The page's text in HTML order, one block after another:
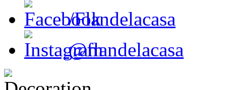
/Flandelacasa
@flandelacasa